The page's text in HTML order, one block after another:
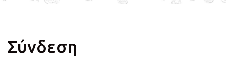
Σύνδεση